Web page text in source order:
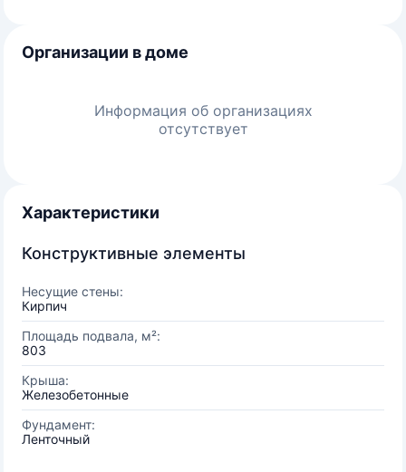
Организации в доме
Информация об организациях
отсутствует
Характеристики
Конструктивные элементы
Несущие стены:
Кирпич
Площадь подвала, м²:
803
Крыша:
Железобетонные
Фундамент:
Ленточный